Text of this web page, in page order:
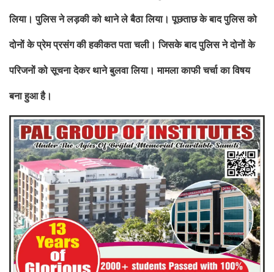
लिया। पुलिस ने लड़की को थाने ले बैठा लिया। पूछताछ के बाद पुलिस को
दोनों के प्रेम प्रसंग की हकीकत पता चली। जिसके बाद पुलिस ने दोनों के
परिजनों को सूचना देकर थाने बुलवा लिया। मामला काफी चर्चा का विषय
बना हुआ है।